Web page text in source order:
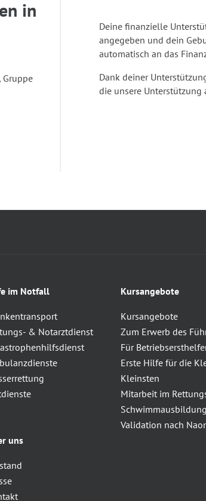
in
Gruppe
Deine finanzielle
angegeben und dein
automatisch an das
Dank deiner
die unsere Unterstützung
im Notfall
& Notarztdienst
Kursangebote
Kursangebote
Zum Erwerb des
Für
Erste Hilfe für die
Kleinsten
Mitarbeit im
Validation nach
uns